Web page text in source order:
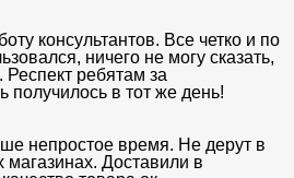
консультантов. Все четко и по
ничего не могу сказать,
ребятам за
получилось в тот же день!
непростое время. Не дерут в
магазинах. Доставили в